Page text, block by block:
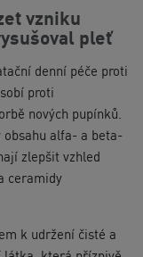
vzniku
pleť
denní péče proti
proti
nových pupínků.
alfa- a beta-
zlepšit vzhled
ceramidy
k udržení čisté a